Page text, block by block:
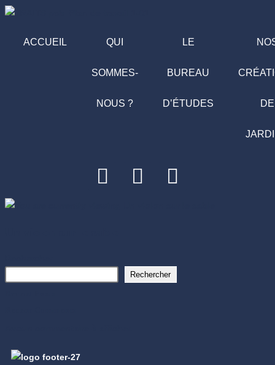
ACCUEIL QUI
SOMMES-
NOUS ?
LE
BUREAU
D’ÉTUDES DE
Rechercher